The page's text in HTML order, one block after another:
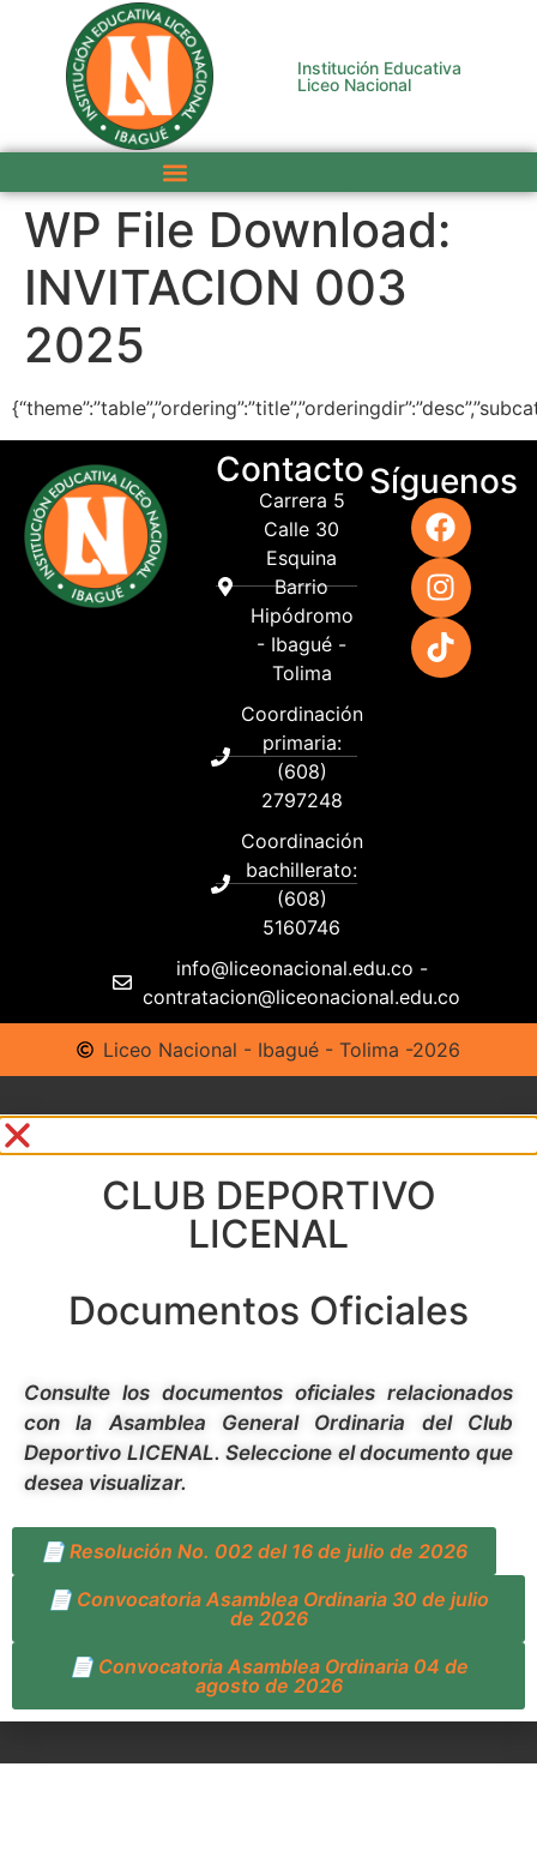
Institución Educativa
Liceo Nacional
WP File Download:
INVITACION 003
2025
Contacto
Carrera 5
Calle 30
Esquina
Barrio
Hipódromo
- Ibagué -
Tolima
Coordinación
primaria:
(608)
2797248
Coordinación
bachillerato:
(608)
5160746
info@liceonacional.edu.co -
contratacion@liceonacional.edu.co
Síguenos
Liceo Nacional - Ibagué - Tolima -2026
CLUB DEPORTIVO
LICENAL
Documentos Oficiales
Consulte los documentos oficiales relacionados
con la Asamblea General Ordinaria del Club
Deportivo LICENAL. Seleccione el documento que
desea visualizar.
📄 Resolución No. 002 del 16 de julio de 2026
📄 Convocatoria Asamblea Ordinaria 30 de julio
de 2026
📄 Convocatoria Asamblea Ordinaria 04 de
agosto de 2026